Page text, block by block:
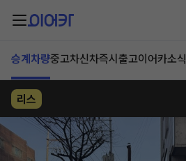
승계차량중고차신차즉시출고이어카소식
리스